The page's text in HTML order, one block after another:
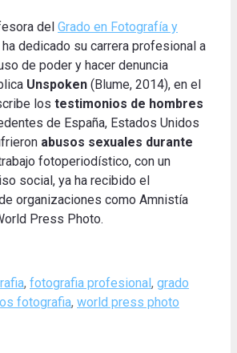
del Grado en Fotografía y
ha dedicado su carrera profesional a
de poder y hacer denuncia
Unspoken (Blume, 2014), en el
los testimonios de hombres
de España, Estados Unidos
abusos sexuales durante
fotoperiodístico, con un
social, ya ha recibido el
organizaciones como Amnistía
Press Photo.
, fotografia profesional, grado
fotografia, world press photo